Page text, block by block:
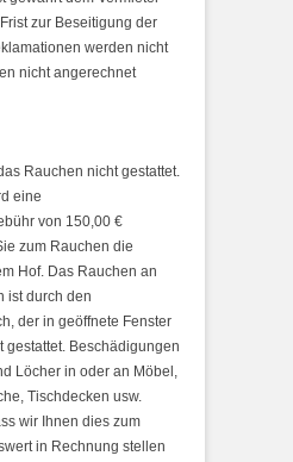
zur Beseitigung der
werden nicht
nicht angerechnet
Rauchen nicht gestattet.
eine
von 150,00 €
zum Rauchen die
Hof. Das Rauchen an
ist durch den
der in geöffnete Fenster
gestattet. Beschädigungen
Löcher in oder an Möbel,
Tischdecken usw.
wir Ihnen dies zum
in Rechnung stellen